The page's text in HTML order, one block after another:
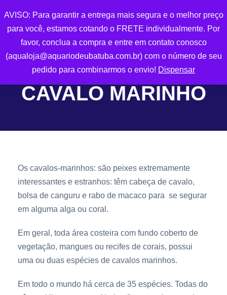
0
CAVALO MARINHO
Os cavalos-marinhos: são peixes extremamente
interessantes e estranhos: têm cabeça de cavalo,
bolsa de canguru e rabo de macaco para se segurar
em alguma alga ou coral.
Em geral, toda área costeira com fundo coberto de
vegetação, mangues ou recifes de corais, possui
uma ou duas espécies de cavalos marinhos.
Em todo o mundo há cerca de 35 espécies. Todas do
AVISO: Para garantir a entrega mais segura e o melhor preço
para você, estamos cotando o FRETE individualmente. Por
favor, conclua a compra e entre em contato conosco
(aqualoja@aquariodeubatuba.com.br) com o número de seu
pedido para combinarmos o envio! Dispensar